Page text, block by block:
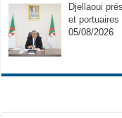
Djellaoui
et portuaires
05/08/2026